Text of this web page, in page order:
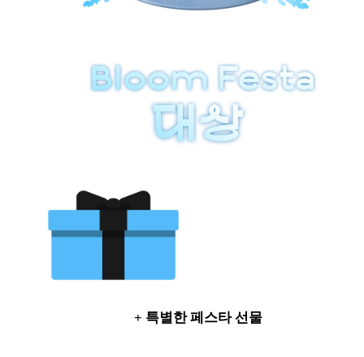
+ 특별한 페스타 선물